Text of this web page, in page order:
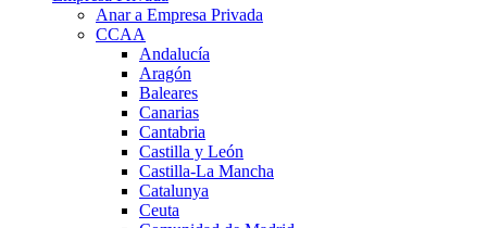
Anar a Empresa Privada
CCAA
Andalucía
Aragón
Baleares
Canarias
Cantabria
Castilla y León
Castilla-La Mancha
Catalunya
Ceuta